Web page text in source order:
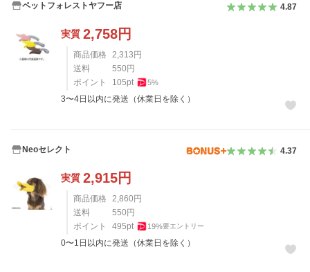
ペットフォレストヤフー店 4.87
実質 2,758円
商品価格 2,313 円
送料
550 円
ポイント
105pt 5%
3〜4日以内に発送（休業日を除く）
Neoセレクト 4.37
実質 2,915円
商品価格 2,860 円
送料
550 円
ポイント
495pt 19%要エントリー
0〜1日以内に発送（休業日を除く）